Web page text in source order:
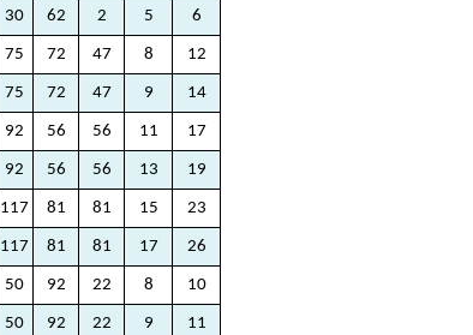
30 62 2 5 6
75 72 47 8 12
75 72 47 9 14
92 56 56 11 17
92 56 56 13 19
117 81 81 15 23
117 81 81 17 26
50 92 22 8 10
50 92 22 9 11